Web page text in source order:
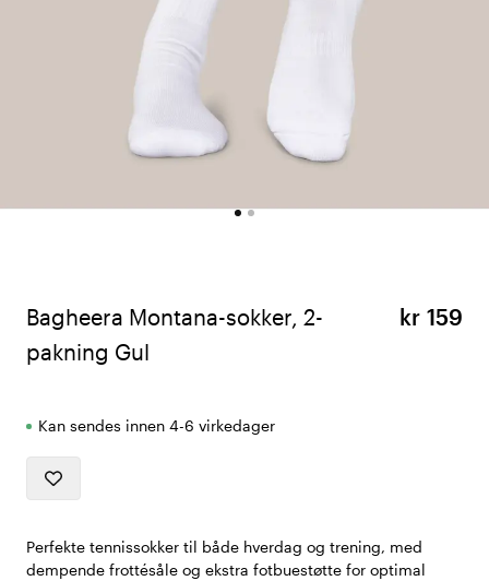
Bagheera Montana-sokker, 2-
pakning Gul
kr 159
Kan sendes innen 4-6 virkedager
Perfekte tennissokker til både hverdag og trening, med
dempende frottésåle og ekstra fotbuestøtte for optimal